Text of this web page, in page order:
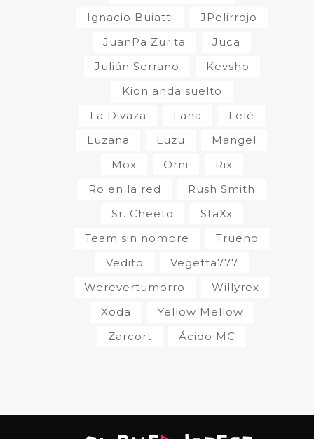
Ignacio Buiatti
JPelirrojo
JuanPa Zurita
Juca
Julián Serrano
Kevsho
Kion anda suelto
La Divaza
Lana
Lelé
Luzana
Luzu
Mangel
Mox
Orni
Rix
Ro en la red
Rush Smith
Sr. Cheeto
StaXx
Team sin nombre
Trueno
Vedito
Vegetta777
Werevertumorro
Willyrex
Xoda
Yellow Mellow
Zarcort
Ácido MC